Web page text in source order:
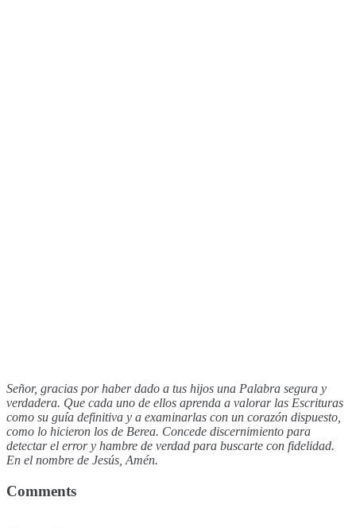
Señor, gracias por haber dado a tus hijos una Palabra segura y
verdadera. Que cada uno de ellos aprenda a valorar las Escrituras
como su guía definitiva y a examinarlas con un corazón dispuesto,
como lo hicieron los de Berea. Concede discernimiento para
detectar el error y hambre de verdad para buscarte con fidelidad.
En el nombre de Jesús, Amén.
Comments